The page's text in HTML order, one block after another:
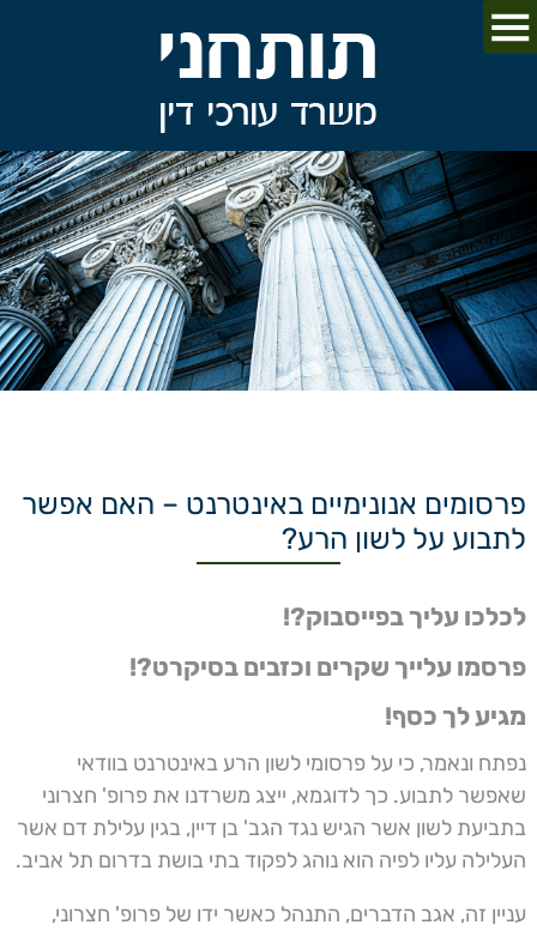
פרסומים אנונימיים באינטרנט – האם אפשר
לתבוע על לשון הרע?
לכלכו עליך בפייסבוק?!
פרסמו עלייך שקרים וכזבים בסיקרט?!
מגיע לך כסף!
נפתח ונאמר, כי על פרסומי לשון הרע באינטרנט בוודאי
שאפשר לתבוע. כך לדוגמא, ייצג משרדנו את פרופ' חצרוני
בתביעת לשון אשר הגיש נגד הגב' בן דיין, בגין עלילת דם אשר
העלילה עליו לפיה הוא נוהג לפקוד בתי בושת בדרום תל אביב.
עניין זה, אגב הדברים, התנהל כאשר ידו של פרופ' חצרוני,